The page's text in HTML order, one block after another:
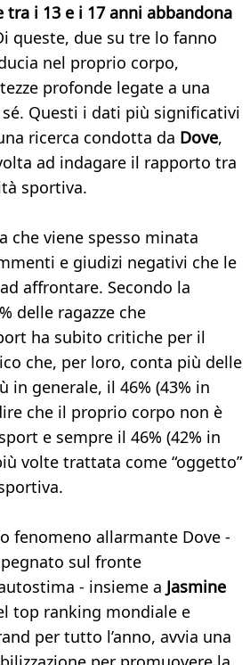
tra i 13 e i 17 anni abbandona
queste, due su tre lo fanno
nel proprio corpo,
profonde legate a una
sé. Questi i dati più significativi
ricerca condotta da Dove,
ad indagare il rapporto tra
sportiva.
che viene spesso minata
e giudizi negativi che le
affrontare. Secondo la
delle ragazze che
ha subito critiche per il
che, per loro, conta più delle
in generale, il 46% (43% in
che il proprio corpo non è
e sempre il 46% (42% in
volte trattata come “oggetto”
fenomeno allarmante Dove -
sul fronte
- insieme a Jasmine
top ranking mondiale e
per tutto l’anno, avvia una